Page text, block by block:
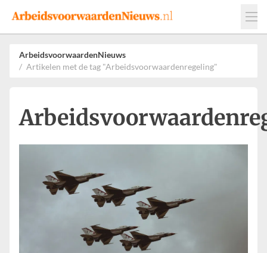
Events
Adverteren
Leveranciers
Werkgevers
ArbeidsvoorwaardenNieuws
Artikelen met de tag "Arbeidsvoorwaardenregeling"